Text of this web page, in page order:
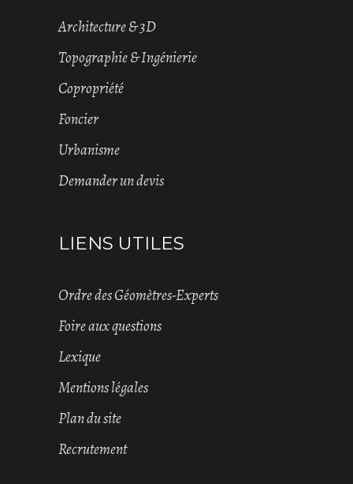
Architecture & 3D
Topographie & Ingénierie
Copropriété
Foncier
Urbanisme
Demander un devis
LIENS UTILES
Ordre des Géomètres-Experts
Foire aux questions
Lexique
Mentions légales
Plan du site
Recrutement